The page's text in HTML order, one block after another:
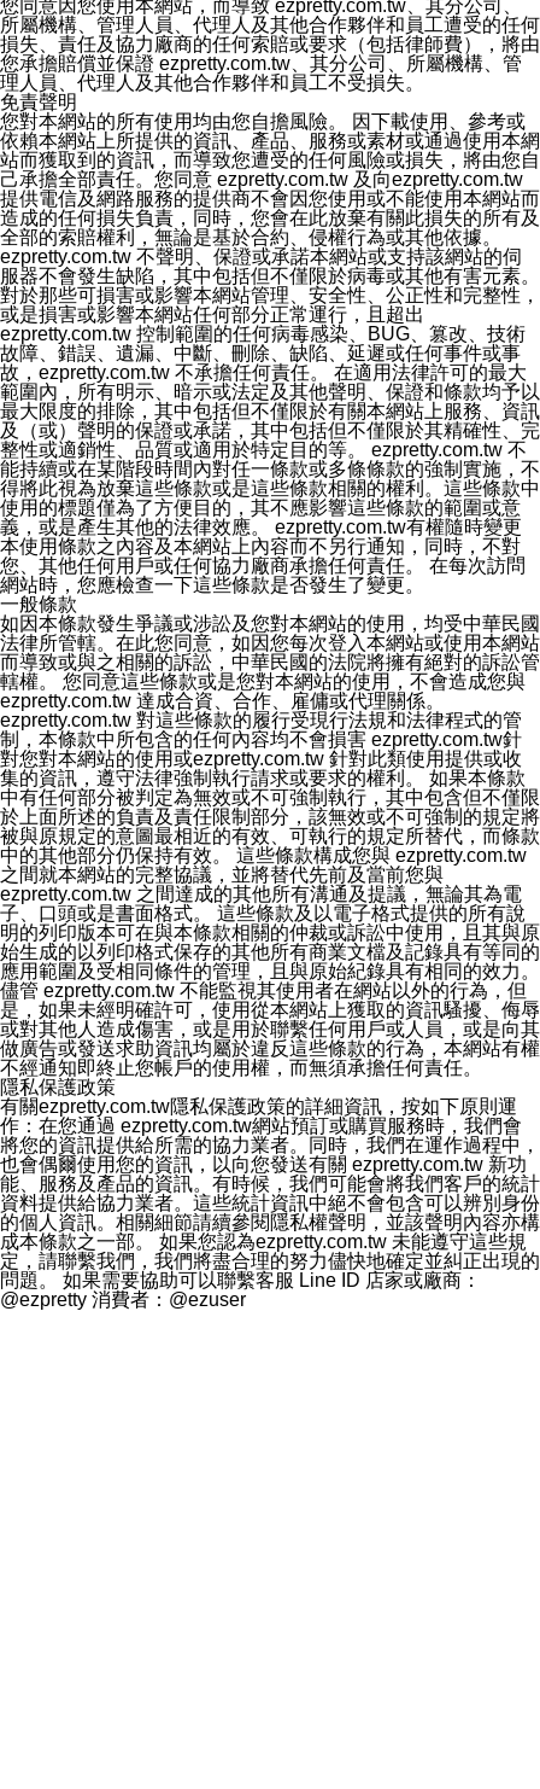
您同意因您使用本網站，而導致 ezpretty.com.tw、其分公司、
所屬機構、管理人員、代理人及其他合作夥伴和員工遭受的任何
損失、責任及協力廠商的任何索賠或要求（包括律師費），將由
您承擔賠償並保證 ezpretty.com.tw、其分公司、所屬機構、管
理人員、代理人及其他合作夥伴和員工不受損失。
免責聲明
您對本網站的所有使用均由您自擔風險。 因下載使用、參考或
依賴本網站上所提供的資訊、產品、服務或素材或通過使用本網
站而獲取到的資訊，而導致您遭受的任何風險或損失，將由您自
己承擔全部責任。您同意 ezpretty.com.tw 及向ezpretty.com.tw
提供電信及網路服務的提供商不會因您使用或不能使用本網站而
造成的任何損失負責，同時，您會在此放棄有關此損失的所有及
全部的索賠權利，無論是基於合約、侵權行為或其他依據。
ezpretty.com.tw 不聲明、保證或承諾本網站或支持該網站的伺
服器不會發生缺陷，其中包括但不僅限於病毒或其他有害元素。
對於那些可損害或影響本網站管理、安全性、公正性和完整性，
或是損害或影響本網站任何部分正常運行，且超出
ezpretty.com.tw 控制範圍的任何病毒感染、BUG、篡改、技術
故障、錯誤、遺漏、中斷、刪除、缺陷、延遲或任何事件或事
故，ezpretty.com.tw 不承擔任何責任。 在適用法律許可的最大
範圍內，所有明示、暗示或法定及其他聲明、保證和條款均予以
最大限度的排除，其中包括但不僅限於有關本網站上服務、資訊
及（或）聲明的保證或承諾，其中包括但不僅限於其精確性、完
整性或適銷性、品質或適用於特定目的等。 ezpretty.com.tw 不
能持續或在某階段時間內對任一條款或多條條款的強制實施，不
得將此視為放棄這些條款或是這些條款相關的權利。這些條款中
使用的標題僅為了方便目的，其不應影響這些條款的範圍或意
義，或是產生其他的法律效應。 ezpretty.com.tw有權隨時變更
本使用條款之內容及本網站上內容而不另行通知，同時，不對
您、其他任何用戶或任何協力廠商承擔任何責任。 在每次訪問
網站時，您應檢查一下這些條款是否發生了變更。
一般條款
如因本條款發生爭議或涉訟及您對本網站的使用，均受中華民國
法律所管轄。在此您同意，如因您每次登入本網站或使用本網站
而導致或與之相關的訴訟，中華民國的法院將擁有絕對的訴訟管
轄權。 您同意這些條款或是您對本網站的使用，不會造成您與
ezpretty.com.tw 達成合資、合作、雇傭或代理關係。
ezpretty.com.tw 對這些條款的履行受現行法規和法律程式的管
制，本條款中所包含的任何內容均不會損害 ezpretty.com.tw針
對您對本網站的使用或ezpretty.com.tw 針對此類使用提供或收
集的資訊，遵守法律強制執行請求或要求的權利。 如果本條款
中有任何部分被判定為無效或不可強制執行，其中包含但不僅限
於上面所述的負責及責任限制部分，該無效或不可強制的規定將
被與原規定的意圖最相近的有效、可執行的規定所替代，而條款
中的其他部分仍保持有效。 這些條款構成您與 ezpretty.com.tw
之間就本網站的完整協議，並將替代先前及當前您與
ezpretty.com.tw 之間達成的其他所有溝通及提議，無論其為電
子、口頭或是書面格式。 這些條款及以電子格式提供的所有說
明的列印版本可在與本條款相關的仲裁或訴訟中使用，且其與原
始生成的以列印格式保存的其他所有商業文檔及記錄具有等同的
應用範圍及受相同條件的管理，且與原始紀錄具有相同的效力。
儘管 ezpretty.com.tw 不能監視其使用者在網站以外的行為，但
是，如果未經明確許可，使用從本網站上獲取的資訊騷擾、侮辱
或對其他人造成傷害，或是用於聯繫任何用戶或人員，或是向其
做廣告或發送求助資訊均屬於違反這些條款的行為，本網站有權
不經通知即終止您帳戶的使用權，而無須承擔任何責任。
隱私保護政策
有關ezpretty.com.tw隱私保護政策的詳細資訊，按如下原則運
作：在您通過 ezpretty.com.tw網站預訂或購買服務時，我們會
將您的資訊提供給所需的協力業者。同時，我們在運作過程中，
也會偶爾使用您的資訊，以向您發送有關 ezpretty.com.tw 新功
能、服務及產品的資訊。有時候，我們可能會將我們客戶的統計
資料提供給協力業者。這些統計資訊中絕不會包含可以辨別身份
的個人資訊。相關細節請續參閱隱私權聲明，並該聲明內容亦構
成本條款之一部。 如果您認為ezpretty.com.tw 未能遵守這些規
定，請聯繫我們，我們將盡合理的努力儘快地確定並糾正出現的
問題。 如果需要協助可以聯繫客服 Line ID 店家或廠商：
@ezpretty 消費者：@ezuser